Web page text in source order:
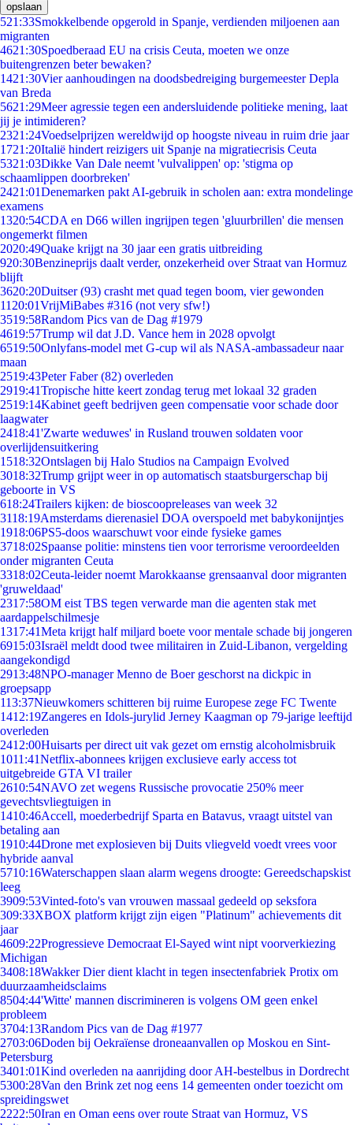
opslaan
521:33Smokkelbende opgerold in Spanje, verdienden miljoenen aan
migranten
4621:30Spoedberaad EU na crisis Ceuta, moeten we onze
buitengrenzen beter bewaken?
1421:30Vier aanhoudingen na doodsbedreiging burgemeester Depla
van Breda
5621:29Meer agressie tegen een andersluidende politieke mening, laat
jij je intimideren?
2321:24Voedselprijzen wereldwijd op hoogste niveau in ruim drie jaar
1721:20Italië hindert reizigers uit Spanje na migratiecrisis Ceuta
5321:03Dikke Van Dale neemt 'vulvalippen' op: 'stigma op
schaamlippen doorbreken'
2421:01Denemarken pakt AI-gebruik in scholen aan: extra mondelinge
examens
1320:54CDA en D66 willen ingrijpen tegen 'gluurbrillen' die mensen
ongemerkt filmen
2020:49Quake krijgt na 30 jaar een gratis uitbreiding
920:30Benzineprijs daalt verder, onzekerheid over Straat van Hormuz
blijft
3620:20Duitser (93) crasht met quad tegen boom, vier gewonden
11 20:01VrijMiBabes #316 (not very sfw!)
3519:58Random Pics van de Dag #1979
4619:57Trump wil dat J.D. Vance hem in 2028 opvolgt
6519:50Onlyfans-model met G-cup wil als NASA-ambassadeur naar
maan
2519:43Peter Faber (82) overleden
2919:41Tropische hitte keert zondag terug met lokaal 32 graden
2519:14Kabinet geeft bedrijven geen compensatie voor schade door
laagwater
2418:41'Zwarte weduwes' in Rusland trouwen soldaten voor
overlijdensuitkering
1518:32Ontslagen bij Halo Studios na Campaign Evolved
3018:32Trump grijpt weer in op automatisch staatsburgerschap bij
geboorte in VS
618:24Trailers kijken: de bioscoopreleases van week 32
3118:19Amsterdams dierenasiel DOA overspoeld met babykonijntjes
1918:06PS5-doos waarschuwt voor einde fysieke games
3718:02Spaanse politie: minstens tien voor terrorisme veroordeelden
onder migranten Ceuta
3318:02Ceuta-leider noemt Marokkaanse grensaanval door migranten
'gruweldaad'
2317:58OM eist TBS tegen verwarde man die agenten stak met
aardappelschilmesje
1317:41Meta krijgt half miljard boete voor mentale schade bij jongeren
6915:03Israël meldt dood twee militairen in Zuid-Libanon, vergelding
aangekondigd
2913:48NPO-manager Menno de Boer geschorst na dickpic in
groepsapp
113:37Nieuwkomers schitteren bij ruime Europese zege FC Twente
1412:19Zangeres en Idols-jurylid Jerney Kaagman op 79-jarige leeftijd
overleden
2412:00Huisarts per direct uit vak gezet om ernstig alcoholmisbruik
1011:41Netflix-abonnees krijgen exclusieve early access tot
uitgebreide GTA VI trailer
2610:54NAVO zet wegens Russische provocatie 250% meer
gevechtsvliegtuigen in
1410:46Accell, moederbedrijf Sparta en Batavus, vraagt uitstel van
betaling aan
1910:44Drone met explosieven bij Duits vliegveld voedt vrees voor
hybride aanval
5710:16Waterschappen slaan alarm wegens droogte: Gereedschapskist
leeg
3909:53Vinted-foto's van vrouwen massaal gedeeld op seksfora
309:33XBOX platform krijgt zijn eigen "Platinum" achievements dit
jaar
4609:22Progressieve Democraat El-Sayed wint nipt voorverkiezing
Michigan
3408:18Wakker Dier dient klacht in tegen insectenfabriek Protix om
duurzaamheidsclaims
8504:44'Witte' mannen discrimineren is volgens OM geen enkel
probleem
3704:13Random Pics van de Dag #1977
2703:06Doden bij Oekraïense droneaanvallen op Moskou en Sint-
Petersburg
3401:01Kind overleden na aanrijding door AH-bestelbus in Dordrecht
5300:28Van den Brink zet nog eens 14 gemeenten onder toezicht om
spreidingswet
2222:50Iran en Oman eens over route Straat van Hormuz, VS